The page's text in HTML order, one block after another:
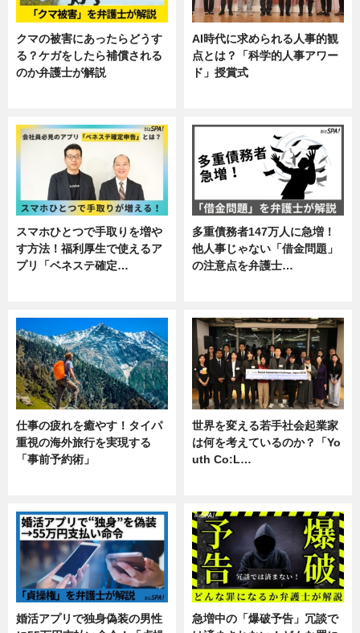
クマの被害にあったらどうす
る？ケガをしたら補償される
のか弁護士が解説
AI時代に求められる人事的観
点とは？「科学的人事アワー
ド」授賞式
スマホひとつで手取りを増や
す方法！福利厚生で使えるア
プリ「ベネステ確定…
多重債務者147万人に急増！
他人事じゃない「借金問題」
の注意点を弁護士…
仕事の疲れを癒やす！タイパ
重視の海外旅行を実現する
「事前予約術」
世界を変える若手社会起業家
は何を考えているのか？「Yo
uth Co:L…
婚活アプリで独身偽装の男性
急増中の「爆破予告」冗談で